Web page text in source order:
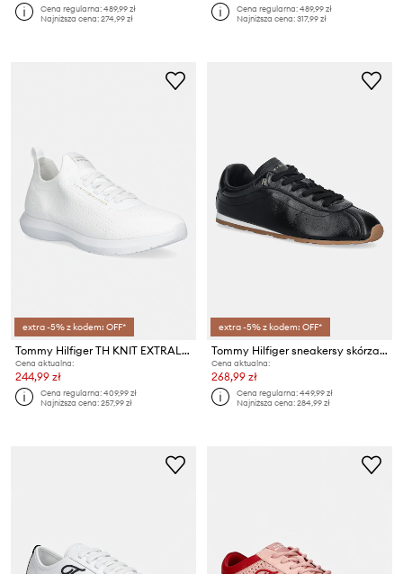
Cena regularna:489,99 zł
Najniższa cena:274,99 zł
Cena regularna:489,99 zł
Najniższa cena:317,99 zł
extra -5% z kodem: OFF*
Tommy Hilfiger TH KNIT EXTRALIGHT RUNNER sneakersy damskie
Cena aktualna:
244,99 zł
Cena regularna:409,99 zł
Najniższa cena:257,99 zł
extra -5% z kodem: OFF*
Tommy Hilfiger sneakersy skórzane TH LOW PROFILE RUNNER
Cena aktualna:
268,99 zł
Cena regularna:449,99 zł
Najniższa cena:284,99 zł